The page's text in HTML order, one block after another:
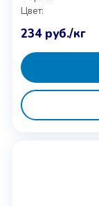
Цвет:
234 руб./кг